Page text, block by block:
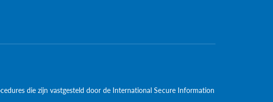
die zijn vastgesteld door de International Secure Information